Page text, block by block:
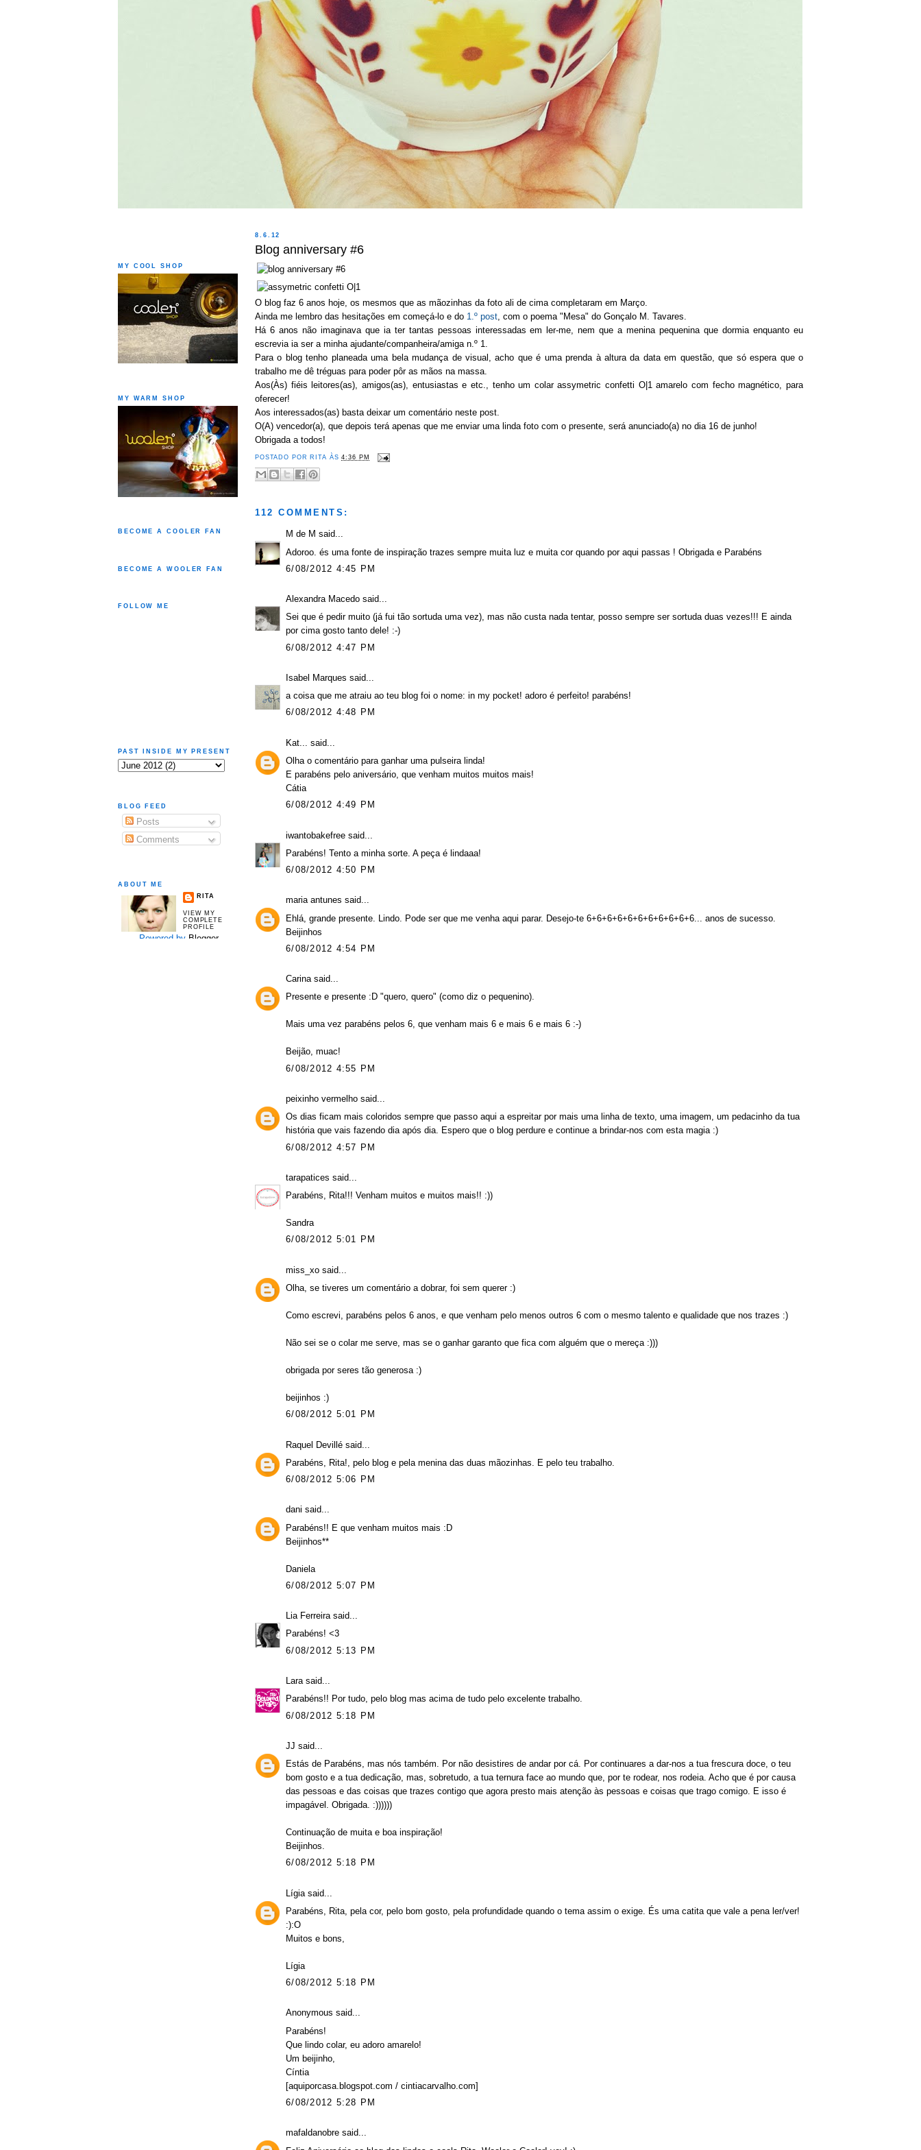
8.6.12
Blog anniversary #6
O blog faz 6 anos hoje, os mesmos que as mãozinhas da foto ali de cima completaram em Março.
Ainda me lembro das hesitações em começá-lo e do 1.º post , com o poema "Mesa" do Gonçalo M. Tavares.
Há 6 anos não imaginava que ia ter tantas pessoas interessadas em ler-me, nem que a menina pequenina que dormia enquanto eu
escrevia ia ser a minha ajudante/companheira/amiga n.º 1.
Para o blog tenho planeada uma bela mudança de visual, acho que é uma prenda à altura da data em questão, que só espera que o
trabalho me dê tréguas para poder pôr as mãos na massa.
Aos(Às) fiéis leitores(as), amigos(as), entusiastas e etc., tenho um colar assymetric confetti O|1 amarelo com fecho magnético, para
oferecer!
Aos interessados(as) basta deixar um comentário neste post.
O(A) vencedor(a), que depois terá apenas que me enviar uma linda foto com o presente, será anunciado(a) no dia 16 de junho!
Obrigada a todos!
POSTADO POR RITA ÀS4:36 PM
112 COMMENTS:
M de M said...
Adoroo. és uma fonte de inspiração trazes sempre muita luz e muita cor quando por aqui passas ! Obrigada e Parabéns
6/08/2012 4:45 PM
Alexandra Macedo said...
Sei que é pedir muito (já fui tão sortuda uma vez), mas não custa nada tentar, posso sempre ser sortuda duas vezes!!! E ainda
por cima gosto tanto dele! :-)
6/08/2012 4:47 PM
Isabel Marques said...
a coisa que me atraiu ao teu blog foi o nome: in my pocket! adoro é perfeito! parabéns!
6/08/2012 4:48 PM
Kat...
said...
Olha o comentário para ganhar uma pulseira linda!
E parabéns pelo aniversário, que venham muitos muitos mais!
Cátia
6/08/2012 4:49 PM
iwantobakefree said...
Parabéns! Tento a minha sorte. A peça é lindaaa!
6/08/2012 4:50 PM
maria antunes said...
Ehlá, grande presente. Lindo. Pode ser que me venha aqui parar. Desejo-te 6+6+6+6+6+6+6+6+6+6+6... anos de sucesso.
Beijinhos
6/08/2012 4:54 PM
Carinasaid...
Presente e presente :D "quero, quero" (como diz o pequenino).
Mais uma vez parabéns pelos 6, que venham mais 6 e mais 6 e mais 6 :-)
Beijão, muac!
6/08/2012 4:55 PM
peixinho vermelho said...
Os dias ficam mais coloridos sempre que passo aqui a espreitar por mais uma linha de texto, uma imagem, um pedacinho da tua
história que vais fazendo dia após dia. Espero que o blog perdure e continue a brindar-nos com esta magia :)
6/08/2012 4:57 PM
tarapatices said...
Parabéns, Rita!!! Venham muitos e muitos mais!! :))
Sandra
6/08/2012 5:01 PM
miss_xo said...
Olha, se tiveres um comentário a dobrar, foi sem querer :)
Como escrevi, parabéns pelos 6 anos, e que venham pelo menos outros 6 com o mesmo talento e qualidade que nos trazes :)
Não sei se o colar me serve, mas se o ganhar garanto que fica com alguém que o mereça :)))
obrigada por seres tão generosa :)
beijinhos :)
6/08/2012 5:01 PM
Raquel Devillé said...
Parabéns, Rita!, pelo blog e pela menina das duas mãozinhas. E pelo teu trabalho.
6/08/2012 5:06 PM
dani said...
Parabéns!! E que venham muitos mais :D
Beijinhos**
Daniela
6/08/2012 5:07 PM
Lia Ferreirasaid...
Parabéns! <3
6/08/2012 5:13 PM
Larasaid...
Parabéns!! Por tudo, pelo blog mas acima de tudo pelo excelente trabalho.
6/08/2012 5:18 PM
JJ said...
Estás de Parabéns, mas nós também. Por não desistires de andar por cá. Por continuares a dar-nos a tua frescura doce, o teu
bom gosto e a tua dedicação, mas, sobretudo, a tua ternura face ao mundo que, por te rodear, nos rodeia. Acho que é por causa
das pessoas e das coisas que trazes contigo que agora presto mais atenção às pessoas e coisas que trago comigo. E isso é
impagável. Obrigada. :))))))
Continuação de muita e boa inspiração!
Beijinhos.
6/08/2012 5:18 PM
Lígia said...
Parabéns, Rita, pela cor, pelo bom gosto, pela profundidade quando o tema assim o exige. És uma catita que vale a pena ler/ver!
:):O
Muitos e bons,
Lígia
6/08/2012 5:18 PM
Anonymous said...
Parabéns!
Que lindo colar, eu adoro amarelo!
Um beijinho,
Cíntia
[aquiporcasa.blogspot.com / cintiacarvalho.com]
6/08/2012 5:28 PM
mafaldanobre said...
MY COOL SHOP
MY WARM SHOP
BECOME A COOLER FAN
BECOME A WOOLER FAN
FOLLOW ME
PAST INSIDE MY PRESENT
BLOG FEED
Posts
Comments
ABOUT ME
RITA
VIEW MY
COMPLETE
PROFILE
Powered by Blogger.